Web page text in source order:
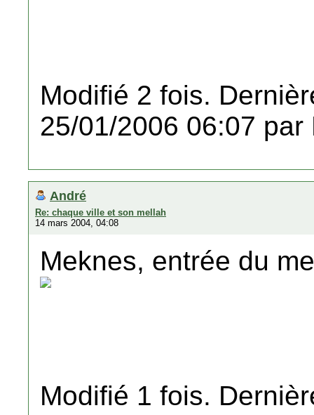
Modifié 2 fois.
25/01/2006 06:07 par
André
Re: chaque ville et son mellah
14 mars 2004, 04:08
Meknes, entrée du
Modifié 1 fois.